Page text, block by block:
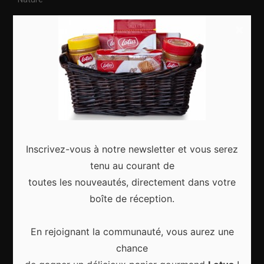
Articles récents
Gagnez le city trip de vos rêves pour Noël 2024
Inscrivez-vous à notre newsletter et vous serez
tenu au courant de
toutes les nouveautés, directement dans votre
boîte de réception.
En rejoignant la communauté, vous aurez une
chance